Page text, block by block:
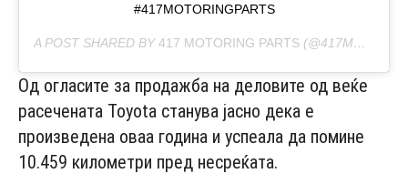
#417MOTORINGPARTS
A POST SHARED BY417 MOTORING PARTS (@417MOTORINGPARTS) ON
Од огласите за продажба на деловите од веќе
расечената Toyota станува јасно дека е
произведена оваа година и успеала да помине
10.459 километри пред несреќата.